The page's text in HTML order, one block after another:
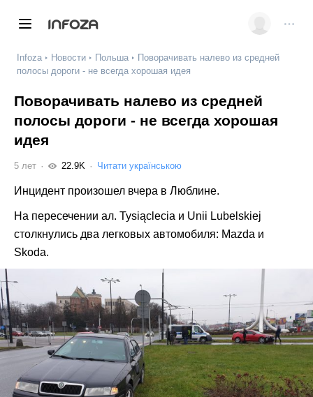
INFOZA
Infoza Новости Польша
Поворачивать налево из средней
полосы дороги - не всегда хорошая идея
Поворачивать налево из средней
полосы дороги - не всегда хорошая
идея
5 лет 22.9K Читати українською
Инцидент произошел вчера в Люблине.
На пересечении ал. Tysiąclecia и Unii Lubelskiej
столкнулись два легковых автомобиля: Mazda и
Skoda.